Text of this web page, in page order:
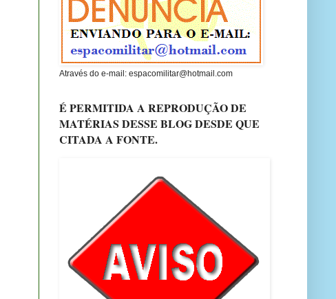
Através do e-mail: espacomilitar@hotmail.com
É PERMITIDA A REPRODUÇÃO DE
MATÉRIAS DESSE BLOG DESDE QUE
CITADA A FONTE.